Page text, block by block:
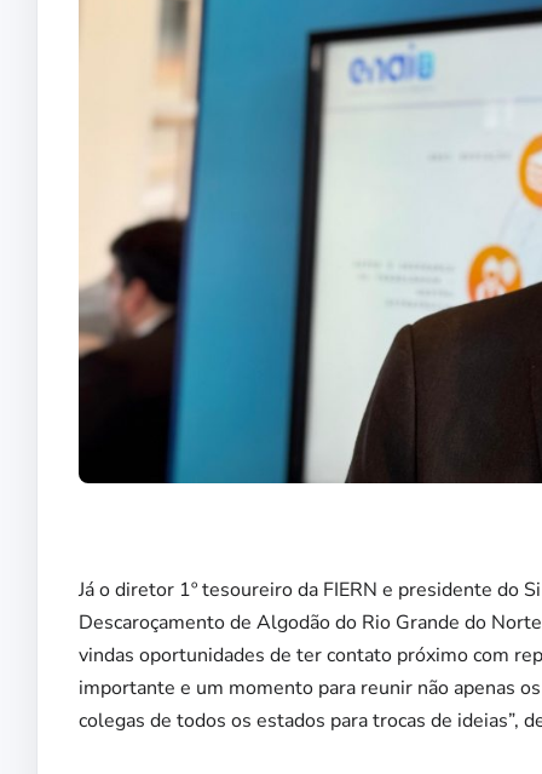
Já o diretor 1º tesoureiro da FIERN e presidente do
Descaroçamento de Algodão do Rio Grande do
vindas oportunidades de ter contato próximo com
importante e um momento para reunir não apenas
colegas de todos os estados para trocas de ideias”,